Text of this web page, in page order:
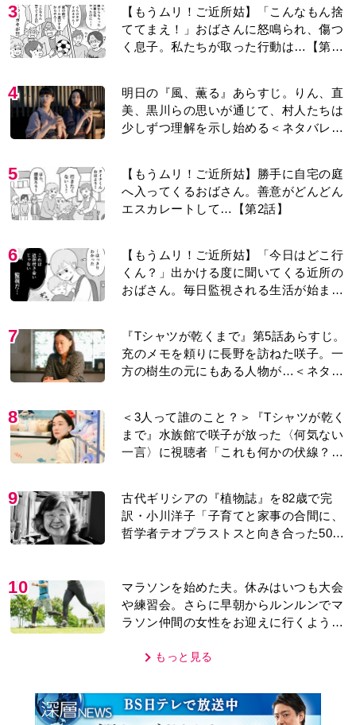
3
【もうムリ！ご近所姑】「こんなもん捨
ててまえ！」おばさんに怒鳴られ、傷つ
く息子。私たちが取った行動は…【第3
4
明日の『風、薫る』あらすじ。りん、直
美、黒川らの思いが通じて、村人たちは
少しずつ理解を示し始める＜ネタバレあ
5
【もうムリ！ご近所姑】勝手に自宅の庭
へ入ってくるおばさん。善意がどんどん
エスカレートして…【第2話】
6
【もうムリ！ご近所姑】「今日はどこ行
くん？」出かける度に聞いてくる近所の
おばさん。毎日監視される生活が始ま
7
『Tシャツが乾くまで』第5話あらすじ。
充のメモを頼りに長野を訪ねた咲子。一
方の樹生の元にもある人物が…＜ネタバ
8
＜3人って誰のこと？＞『Tシャツが乾く
まで』水族館で咲子が放った〈何気ない
一言〉に視聴者「これも何かの伏線？」
9
古代ギリシアの『植物誌』を82歳で完
訳・小川洋子「子育てと家事の合間に、
哲学者テオプラストスと向き合った50
10
マラソンを始めた夫。休みはいつも大会
や練習会。さらに早朝からルンルンでマ
ラソン仲間の女性をお迎えに行くように
もっと見る